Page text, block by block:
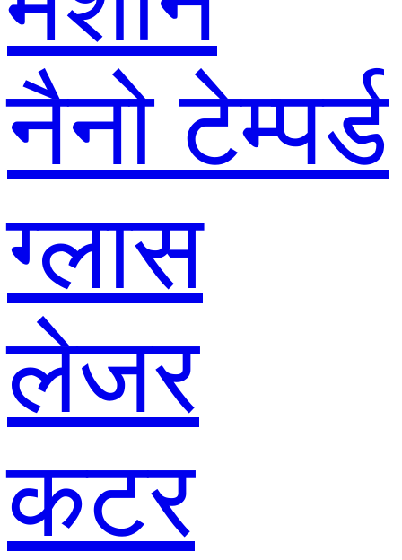
नैनो टेम्पर्ड
ग्लास
लेजर
कटर